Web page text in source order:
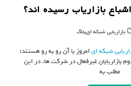
بازاریاب رسیده اند؟
بازاریابی شبکه ای,بلاگ
شبکه ایامروز با آن رو به رو هستند:
بازاریابان غیرفعال در شرکت ها. در این
مطلب به